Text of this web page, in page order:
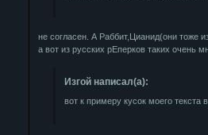
не согласен. А Раббит,Цианид(они тоже
а вот из русских рЕперков таких очень
Изгой написал(а):
вот к примеру кусок моего текста